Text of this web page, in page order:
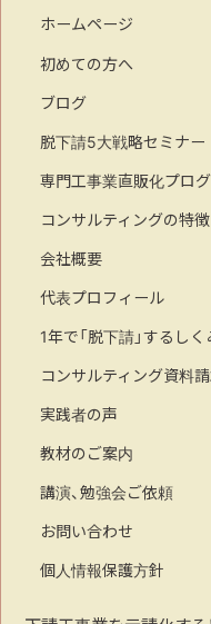
ホームページ
初めての方へ
ブログ
脱下請5大戦略セミナー
専門工事業直販化プロ
コンサルティングの特徴
会社概要
代表プロフィール
1年で「脱下請」するし
コンサルティング資料
実践者の声
教材のご案内
講演、勉強会ご依頼
お問い合わせ
個人情報保護方針